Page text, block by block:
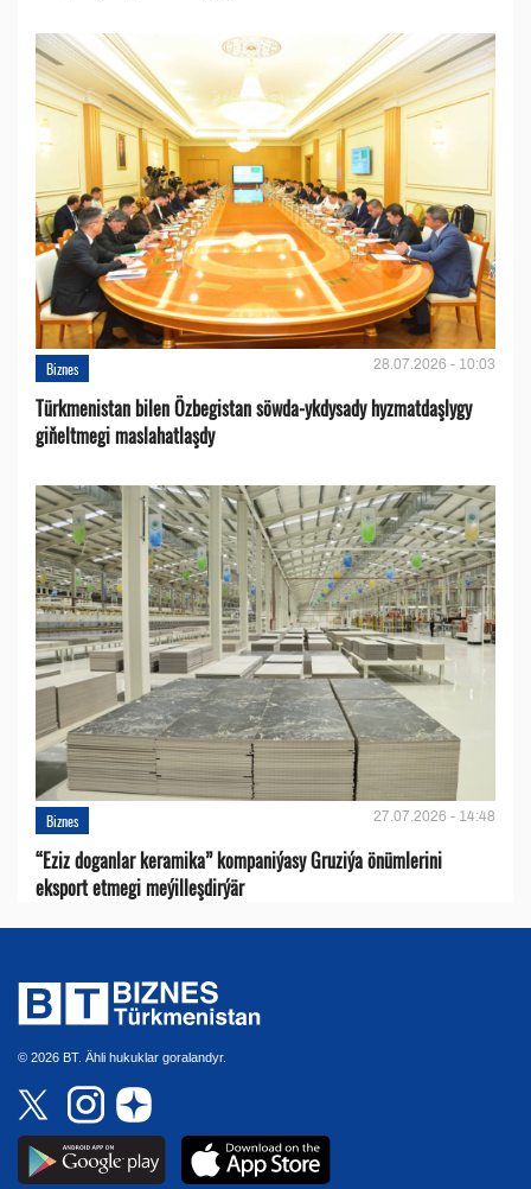
Biznes 28.07.2026 - 10:03
Türkmenistan bilen Özbegistan söwda-ykdysady hyzmatdaşlygy
giňeltmegi maslahatlaşdy
Biznes 27.07.2026 - 14:48
“Eziz doganlar keramika” kompaniýasy Gruziýa önümlerini
eksport etmegi meýilleşdirýär
© 2026 BT. Ähli hukuklar goralandyr.